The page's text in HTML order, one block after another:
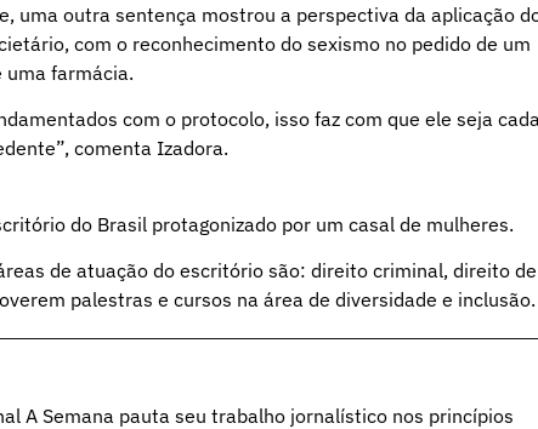
uma outra sentença mostrou a perspectiva da aplicação
com o reconhecimento do sexismo no pedido de um
uma farmácia.
com o protocolo, isso faz com que ele seja
comenta Izadora.
do Brasil protagonizado por um casal de mulheres.
de atuação do escritório são: direito criminal, direito de
palestras e cursos na área de diversidade e inclusão.
A Semana pauta seu trabalho jornalístico nos princípios